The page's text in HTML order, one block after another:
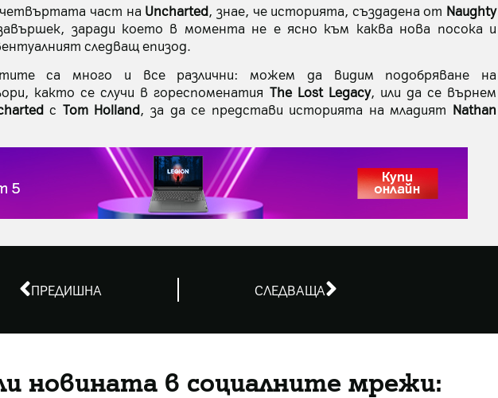
четвъртата част на Uncharted, знае, че историята, създадена от Naughty
заради което в момента не е ясно към каква нова посока и
следващ епизод.
са много и все различни: можем да видим подобряване на
както се случи в гореспоменатия The Lost Legacy, или да се върнем
с Tom Holland, за да се представи историята на младият Nathan
ПРЕДИШНА СЛЕДВАЩА
новината в социалните мрежи: